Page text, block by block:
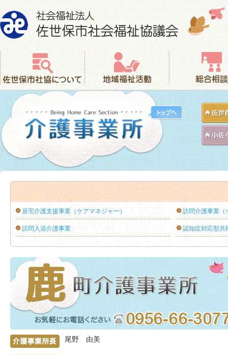
社会福祉法人 佐世保市社会福祉協議会
佐世保市社協について
地域福祉活動 総合相談
居宅介護支援事業（ケアマネジャー） 訪問介護事業（
訪問入浴介護事業 認知症対応型共
尾野 由美